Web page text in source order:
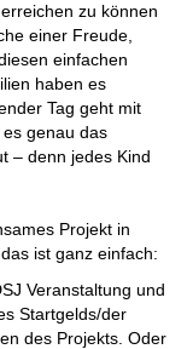
zu können
einer Freude,
einfachen
haben es
Tag geht mit
genau das
– denn jedes Kind
Projekt in
ist ganz einfach:
Veranstaltung und
Startgelds/der
des Projekts. Oder